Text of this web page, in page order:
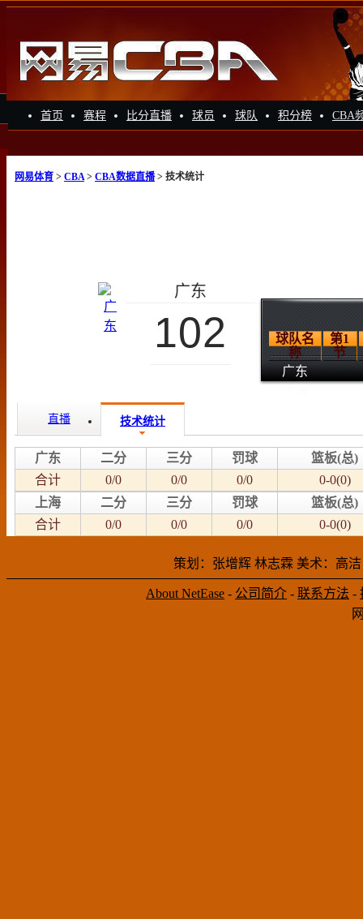
首页 赛程 比分直播 球员 球队 积分榜 CBA
网易体育 > CBA> CBA数据直播> 技术统计
广东
102
球队名
称
第1
节
广东
直播 技术统计
广东 二分 三分 罚球
篮板(总)
合计
0/0 0/0 0/0
0-0(0)
上海
二分 三分 罚球
篮板(总)
合计
0/0 0/0 0/0 0-0(0)
策划：张增辉 林志霖 美术：高
About NetEase - 公司简介 - 联系方法 -